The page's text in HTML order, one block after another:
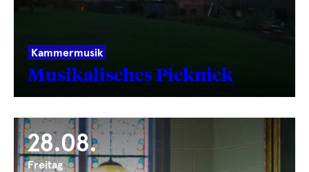
Kammermusik
Musikalisches Picknick
28.08.
Freitag